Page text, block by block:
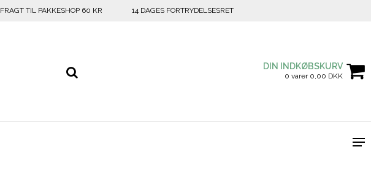
FRAGT TIL PAKKESHOP 60 KR 14 DAGES FORTRYDELSESRET
DIN INDKØBSKURV
0 varer 0,00 DKK